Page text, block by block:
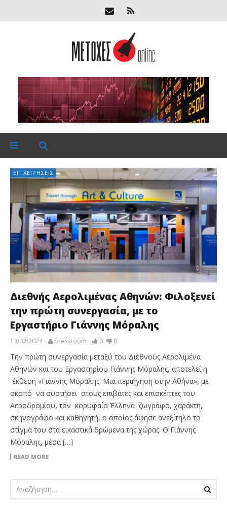
ΕΠΙΧΕΙΡΉΣΕΙΣ
Διεθνής Αερολιμένας Αθηνών: Φιλοξενεί
την πρώτη συνεργασία, με το
Εργαστήριο Γιάννης Μόραλης
13/02/2024 pressroom 0 0
Την πρώτη συνεργασία μεταξύ του Διεθνούς Αερολιμένα
Αθηνών και του Εργαστηρίου Γιάννης Μόραλης, αποτελεί η
έκθεση «Γιάννης Μόραλης. Μια περιήγηση στην Αθήνα», με
σκοπό να συστήσει στους επιβάτες και επισκέπτες του
Αεροδρομίου, τον κορυφαίο Έλληνα ζωγράφο, χαράκτη,
σκηνογράφο και καθηγητή, ο οποίος άφησε ανεξίτηλο το
στίγμα του στα εικαστικά δρώμενα της χώρας. Ο Γιάννης
Μόραλης, μέσα […]
READ MORE